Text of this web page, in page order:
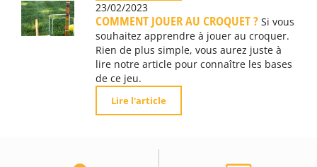
23/02/2023
COMMENT JOUER AU CROQUET ?Si vous
souhaitez apprendre à jouer au croquer.
Rien de plus simple, vous aurez juste à
lire notre article pour connaître les bases
de ce jeu.
Lire l'article